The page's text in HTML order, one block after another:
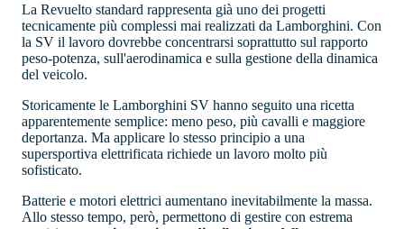
La Revuelto standard rappresenta già uno dei progetti
tecnicamente più complessi mai realizzati da Lamborghini. Con
la SV il lavoro dovrebbe concentrarsi soprattutto sul rapporto
peso-potenza, sull'aerodinamica e sulla gestione della dinamica
del veicolo.
Storicamente le Lamborghini SV hanno seguito una ricetta
apparentemente semplice: meno peso, più cavalli e maggiore
deportanza. Ma applicare lo stesso principio a una
supersportiva elettrificata richiede un lavoro molto più
sofisticato.
Batterie e motori elettrici aumentano inevitabilmente la massa.
Allo stesso tempo, però, permettono di gestire con estrema